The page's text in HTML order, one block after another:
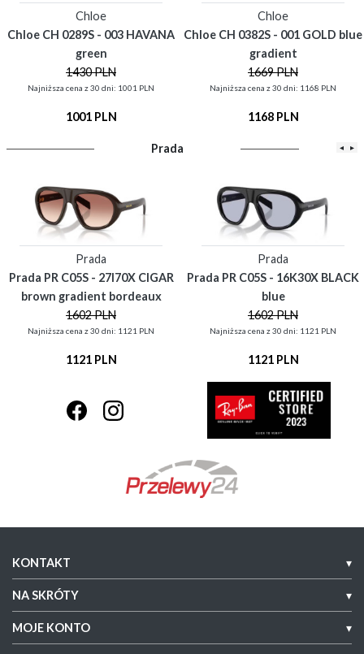
Chloe
Chloe CH 0289S - 003 HAVANA
green
1430 PLN
Najniższa cena z 30 dni: 1001 PLN
1001 PLN
Chloe
Chloe CH 0382S - 001 GOLD blue
gradient
1669 PLN
Najniższa cena z 30 dni: 1168 PLN
1168 PLN
Prada ◂ ▸
Prada
Prada PR C05S - 27I70X CIGAR
brown gradient bordeaux
1602 PLN
Najniższa cena z 30 dni: 1121 PLN
1121 PLN
Prada
Prada PR C05S - 16K30X BLACK
blue
1602 PLN
Najniższa cena z 30 dni: 1121 PLN
1121 PLN
KONTAKT ▾
NA SKRÓTY ▾
MOJE KONTO ▾